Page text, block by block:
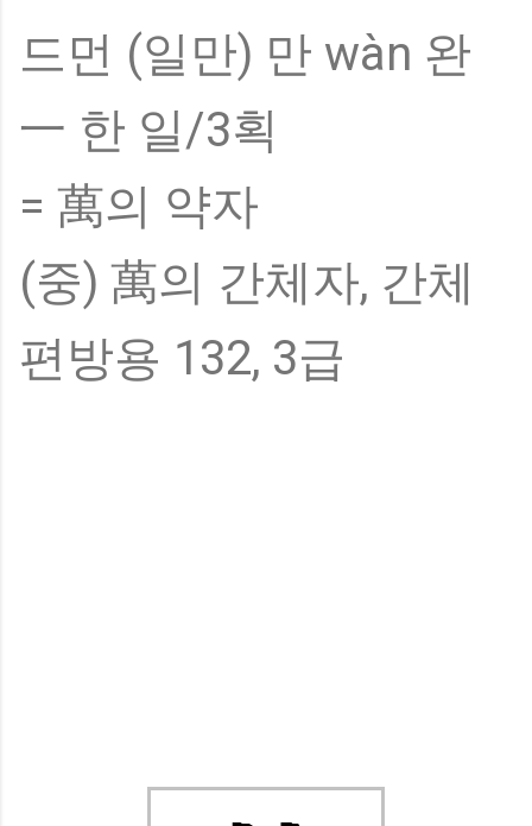
드먼 (일만) 만 wàn 완
一 한 일/3획
= 萬의 약자
(중) 萬의 간체자, 간체
편방용 132, 3급